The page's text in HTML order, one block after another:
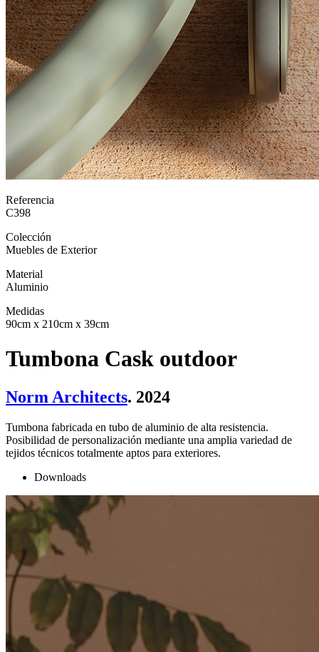
Referencia
C398
Colección
Muebles de Exterior
Material
Aluminio
Medidas
90cm x 210cm x 39cm
Tumbona Cask outdoor
Norm Architects. 2024
Tumbona fabricada en tubo de aluminio de alta resistencia.
Posibilidad de personalización mediante una amplia variedad de
tejidos técnicos totalmente aptos para exteriores.
Downloads